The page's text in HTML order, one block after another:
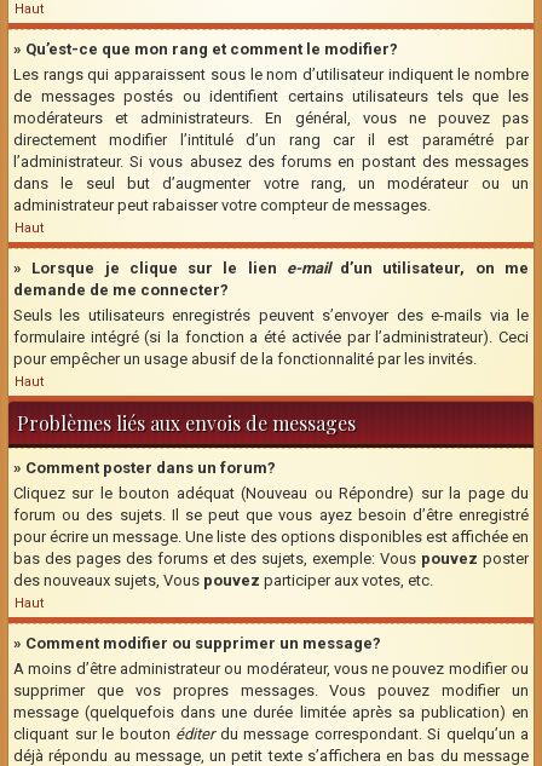
Haut
» Qu’est-ce que mon rang et comment le modifier?
Les rangs qui apparaissent sous le nom d’utilisateur indiquent le nombre
de messages postés ou identifient certains utilisateurs tels que les
modérateurs et administrateurs. En général, vous ne pouvez pas
directement modifier l’intitulé d’un rang car il est paramétré par
l’administrateur. Si vous abusez des forums en postant des messages
dans le seul but d’augmenter votre rang, un modérateur ou un
administrateur peut rabaisser votre compteur de messages.
Haut
» Lorsque je clique sur le lien e-maild’un utilisateur, on me
demande de me connecter?
Seuls les utilisateurs enregistrés peuvent s’envoyer des e-mails via le
formulaire intégré (si la fonction a été activée par l’administrateur). Ceci
pour empêcher un usage abusif de la fonctionnalité par les invités.
Haut
Problèmes liés aux envois de messages
» Comment poster dans un forum?
Cliquez sur le bouton adéquat (Nouveau ou Répondre) sur la page du
forum ou des sujets. Il se peut que vous ayez besoin d’être enregistré
pour écrire un message. Une liste des options disponibles est affichée en
bas des pages des forums et des sujets, exemple: Vous pouvez poster
des nouveaux sujets, Vous pouvez participer aux votes, etc.
Haut
» Comment modifier ou supprimer un message?
A moins d’être administrateur ou modérateur, vous ne pouvez modifier ou
supprimer que vos propres messages. Vous pouvez modifier un
message (quelquefois dans une durée limitée après sa publication) en
cliquant sur le bouton éditerdu message correspondant. Si quelqu’un a
déjà répondu au message, un petit texte s’affichera en bas du message